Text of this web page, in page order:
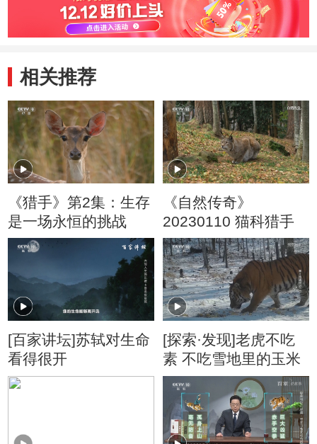
相关推荐
《猎手》第2集：生存
是一场永恒的挑战
《自然传奇》
20230110 猫科猎手
[百家讲坛]苏轼对生命
看得很开
[探索·发现]老虎不吃
素 不吃雪地里的玉米